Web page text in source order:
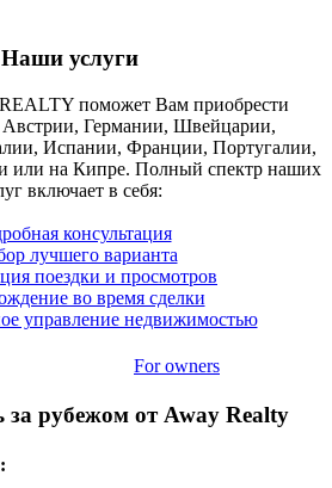
Наши услуги
поможет Вам приобрести
Германии, Швейцарии,
Испании, Франции, Португалии,
или на Кипре. Полный спектр наших
включает в себя:
консультация
лучшего варианта
поездки и просмотров
во время сделки
управление недвижимостью
For owners
рубежом от Away Realty